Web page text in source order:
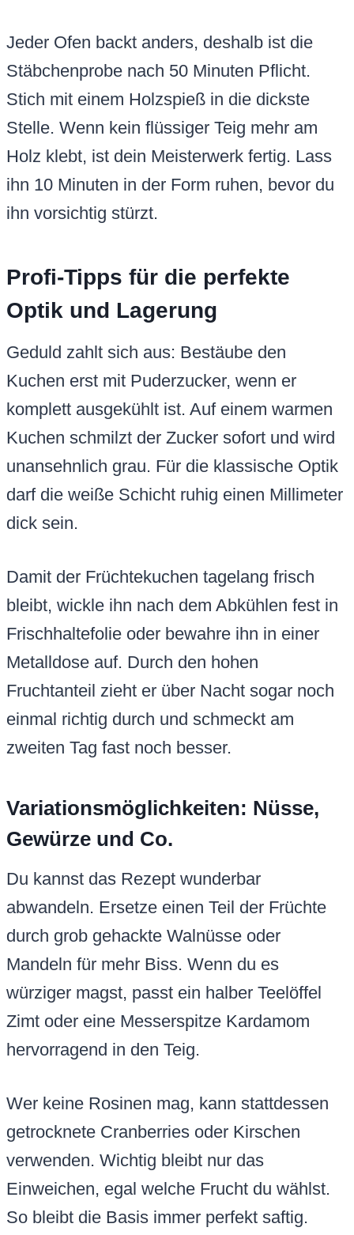
Jeder Ofen backt anders, deshalb ist die
Stäbchenprobe nach 50 Minuten Pflicht.
Stich mit einem Holzspieß in die dickste
Stelle. Wenn kein flüssiger Teig mehr am
Holz klebt, ist dein Meisterwerk fertig. Lass
ihn 10 Minuten in der Form ruhen, bevor du
ihn vorsichtig stürzt.
Profi-Tipps für die perfekte
Optik und Lagerung
Geduld zahlt sich aus: Bestäube den
Kuchen erst mit Puderzucker, wenn er
komplett ausgekühlt ist. Auf einem warmen
Kuchen schmilzt der Zucker sofort und wird
unansehnlich grau. Für die klassische Optik
darf die weiße Schicht ruhig einen Millimeter
dick sein.
Damit der Früchtekuchen tagelang frisch
bleibt, wickle ihn nach dem Abkühlen fest in
Frischhaltefolie oder bewahre ihn in einer
Metalldose auf. Durch den hohen
Fruchtanteil zieht er über Nacht sogar noch
einmal richtig durch und schmeckt am
zweiten Tag fast noch besser.
Variationsmöglichkeiten: Nüsse,
Gewürze und Co.
Du kannst das Rezept wunderbar
abwandeln. Ersetze einen Teil der Früchte
durch grob gehackte Walnüsse oder
Mandeln für mehr Biss. Wenn du es
würziger magst, passt ein halber Teelöffel
Zimt oder eine Messerspitze Kardamom
hervorragend in den Teig.
Wer keine Rosinen mag, kann stattdessen
getrocknete Cranberries oder Kirschen
verwenden. Wichtig bleibt nur das
Einweichen, egal welche Frucht du wählst.
So bleibt die Basis immer perfekt saftig.